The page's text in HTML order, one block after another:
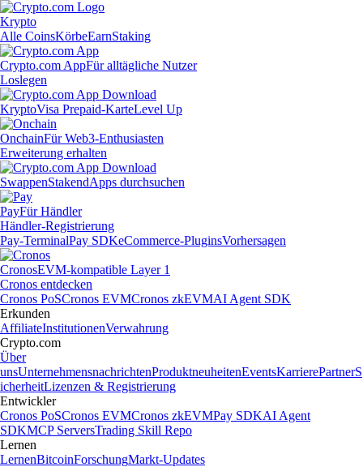
Krypto
Alle CoinsKörbeEarnStaking
Crypto.com AppFür alltägliche Nutzer
Loslegen
KryptoVisa Prepaid-KarteLevel Up
OnchainFür Web3-Enthusiasten
Erweiterung erhalten
SwappenStakendApps durchsuchen
PayFür Händler
Händler-Registrierung
Pay-TerminalPay SDKeCommerce-PluginsVorhersagen
CronosEVM-kompatible Layer 1
Cronos entdecken
Cronos PoSCronos EVMCronos zkEVMAI Agent SDK
Erkunden
AffiliateInstitutionenVerwahrung
Crypto.com
Über
unsUnternehmensnachrichtenProduktneuheitenEventsKarrierePartnerS
icherheitLizenzen & Registrierung
Entwickler
Cronos PoSCronos EVMCronos zkEVMPay SDKAI Agent
SDKMCP ServersTrading Skill Repo
Lernen
LernenBitcoinForschungMarkt-Updates